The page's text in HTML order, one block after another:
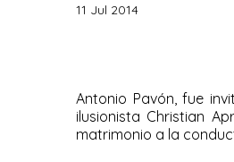
11 Jul 2014
Antonio Pavón, fue
ilusionista Christian
matrimonio a la